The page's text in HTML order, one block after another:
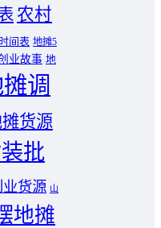
农村
间表 地摊5
业故事 地
调
货源
批
货源 山
地摊